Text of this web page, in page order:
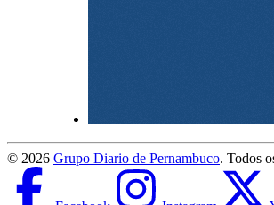
© 2026 Grupo Diario de Pernambuco. Todos